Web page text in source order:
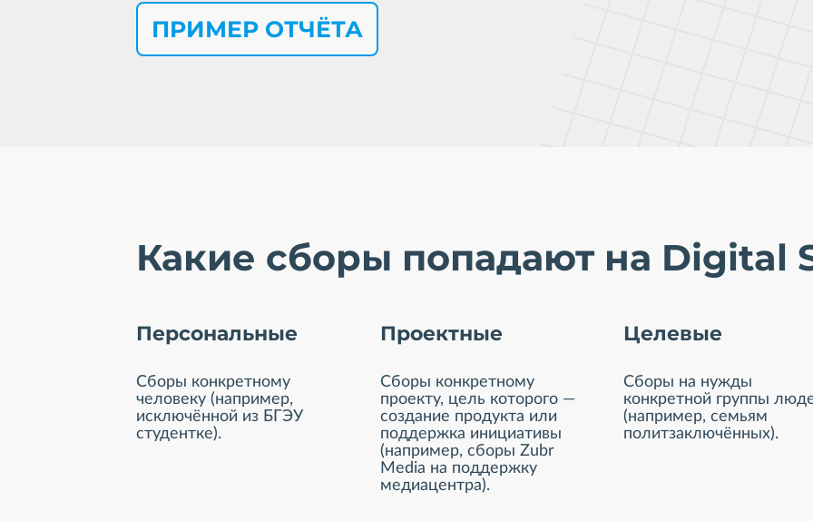
ПРИМЕР ОТЧЁТА
Какие сборы попадают на Digital
Персональные
Сборы конкретному
человеку (например,
исключённой из БГЭУ
студентке).
Проектные
Сборы конкретному
проекту, цель которого —
создание продукта или
поддержка инициативы
(например, сборы Zubr
Media на поддержку
медиацентра).
Целевые
Сборы на нужды
конкретной группы
(например, семьям
политзаключённых).